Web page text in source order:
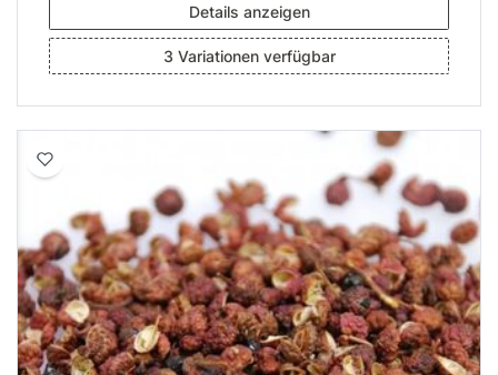
Details anzeigen
3 Variationen verfügbar